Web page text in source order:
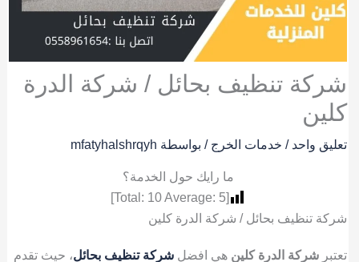
شركة تنظيف بحائل / شركة الدرة
كلين
تعليق واحد / خدمات الخرج / بواسطة mfatyhalshrqyh
ما رايك حول الخدمة؟
[Total:
10Average: 5
]
شركة تنظيف بحائل / شركة الدرة كلين
تعتبر شركة الدرة كلين هي افضل شركة تنظيف بحائل، حيث تقدم